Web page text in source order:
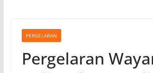
PERGELARAN
Pergelaran